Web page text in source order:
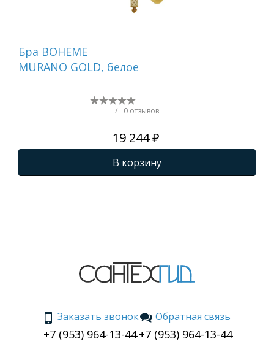
Бра BOHEME
MURANO GOLD, белое
/ 0 отзывов
19 244 ₽
В корзину
Заказать звонок
+7 (953) 964-13-44
Обратная связь
+7 (953) 964-13-44